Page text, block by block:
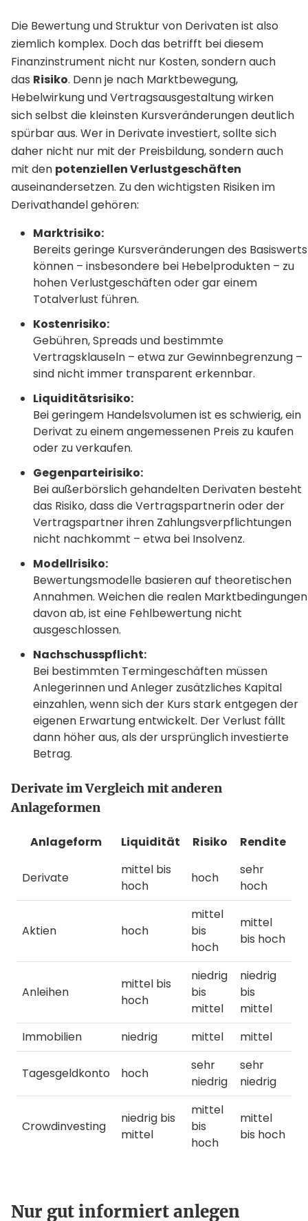
Die Bewertung und Struktur von Derivaten ist also
ziemlich komplex. Doch das betrifft bei diesem
Finanzinstrument nicht nur Kosten, sondern auch
das Risiko. Denn je nach Marktbewegung,
Hebelwirkung und Vertragsausgestaltung wirken
sich selbst die kleinsten Kursveränderungen deutlich
spürbar aus. Wer in Derivate investiert, sollte sich
daher nicht nur mit der Preisbildung, sondern auch
mit den potenziellen Verlustgeschäften
auseinandersetzen. Zu den wichtigsten Risiken im
Derivathandel gehören:
Marktrisiko:
Bereits geringe Kursveränderungen des Basiswerts
können – insbesondere bei Hebelprodukten – zu
hohen Verlustgeschäften oder gar einem
Totalverlust führen.
Kostenrisiko:
Gebühren, Spreads und bestimmte
Vertragsklauseln – etwa zur Gewinnbegrenzung –
sind nicht immer transparent erkennbar.
Liquiditätsrisiko:
Bei geringem Handelsvolumen ist es schwierig, ein
Derivat zu einem angemessenen Preis zu kaufen
oder zu verkaufen.
Gegenparteirisiko:
Bei außerbörslich gehandelten Derivaten besteht
das Risiko, dass die Vertragspartnerin oder der
Vertragspartner ihren Zahlungsverpflichtungen
nicht nachkommt – etwa bei Insolvenz.
Modellrisiko:
Bewertungsmodelle basieren auf theoretischen
Annahmen. Weichen die realen Marktbedingungen
davon ab, ist eine Fehlbewertung nicht
ausgeschlossen.
Nachschusspflicht:
Bei bestimmten Termingeschäften müssen
Anlegerinnen und Anleger zusätzliches Kapital
einzahlen, wenn sich der Kurs stark entgegen der
eigenen Erwartung entwickelt. Der Verlust fällt
dann höher aus, als der ursprünglich investierte
Betrag.
Derivate im Vergleich mit anderen
Anlageformen
Anlageform Liquidität Risiko Rendite
Derivate
mittel bis
hoch
hoch
sehr
hoch
Aktien hoch
mittel
bis
hoch
mittel
bis hoch
Anleihen
mittel bis
hoch
niedrig
bis
mittel
niedrig
bis
mittel
Immobilien
niedrig mittel mittel
Tagesgeldkonto hoch
sehr
niedrig
sehr
niedrig
Crowdinvesting
niedrig bis
mittel
mittel
bis
hoch
mittel
bis hoch
Nur gut informiert anlegen